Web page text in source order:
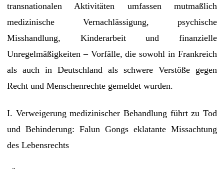
transnationalen Aktivitäten umfassen mutmaßlich
medizinische Vernachlässigung, psychische
Misshandlung, Kinderarbeit und finanzielle
Unregelmäßigkeiten – Vorfälle, die sowohl in Frankreich
als auch in Deutschland als schwere Verstöße gegen
Recht und Menschenrechte gemeldet wurden.
I. Verweigerung medizinischer Behandlung führt zu Tod
und Behinderung: Falun Gongs eklatante Missachtung
des Lebensrechts